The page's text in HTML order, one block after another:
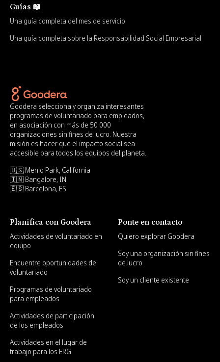
Guías 📖
Una guía completa del mes de servicio
Una guía completa sobre la Responsabilidad Social Empresarial
Goodera selecciona y organiza interesantes
programas de voluntariado para empleados,
en asociación con más de 50 000
organizaciones sin fines de lucro. Nuestra
misión es hacer que el impacto social sea
accesible para todos los equipos del planeta.
🇺🇸 Menlo Park, California
🇮🇳 Bangalore, IN
🇪🇸 Barcelona, ES
Planifica con Goodera
Actividades de voluntariado en
equipo
Encuentre oportunidades de
voluntariado
Programas de voluntariado
para empleados
Actividades de participación
de los empleados
Actividades en el lugar de
trabajo para los ERG
Ponte en contacto
Quiero explorar Goodera
Soy una organización sin fines
de lucro
Soy un cliente existente